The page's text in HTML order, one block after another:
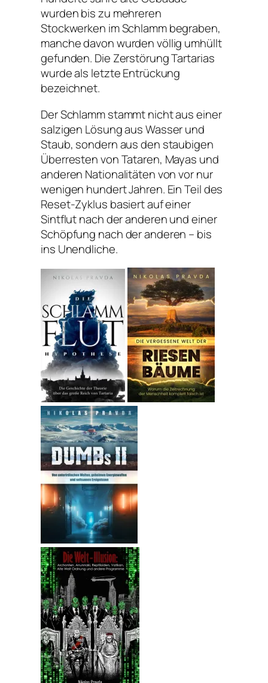
wurden bis zu mehreren
Stockwerken im Schlamm begraben,
manche davon wurden völlig umhüllt
gefunden. Die Zerstörung Tartarias
wurde als letzte Entrückung
bezeichnet.
Der Schlamm stammt nicht aus einer
salzigen Lösung aus Wasser und
Staub, sondern aus den staubigen
Überresten von Tataren, Mayas und
anderen Nationalitäten von vor nur
wenigen hundert Jahren. Ein Teil des
Reset-Zyklus basiert auf einer
Sintflut nach der anderen und einer
Schöpfung nach der anderen – bis
ins Unendliche.